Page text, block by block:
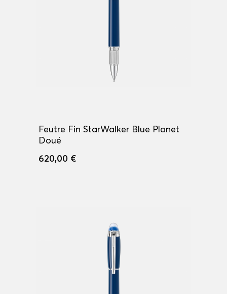
Feutre Fin StarWalker Blue Planet
Doué
620,00 €